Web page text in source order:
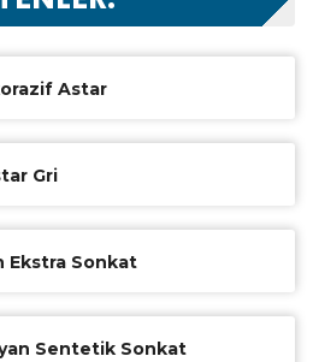
Astar
Gri
Ekstra Sonkat
Sentetik Sonkat